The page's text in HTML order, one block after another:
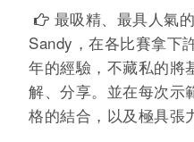
 最吸精、最具人氣
Sandy，在各比賽拿下
年的經驗，不藏私的將
解、分享。並在每次示
格的結合，以及極具張